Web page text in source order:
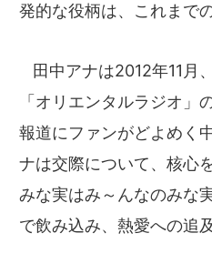
発的な役柄は、これまで
田中アナは2012年11月
「オリエンタルラジオ
報道にファンがどよめく
ナは交際について、核心
みな実はみ～んなのみな
で飲み込み、熱愛への追